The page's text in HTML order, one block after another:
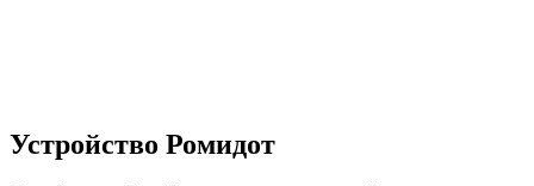
Устройство Ромидот